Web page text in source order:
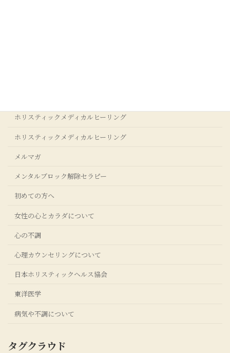
ホリスティックメディカルヒーリング
ホリスティックメディカルヒーリング
メルマガ
メンタルブロック解除セラピー
初めての方へ
女性の心とカラダについて
心の不調
心理カウンセリングについて
日本ホリスティックヘルス協会
東洋医学
病気や不調について
タグクラウド